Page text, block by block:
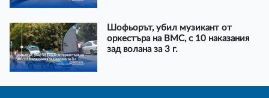
Шофьорът, убил музикант от
оркестъра на ВМС, с 10 наказания
зад волана за 3 г.